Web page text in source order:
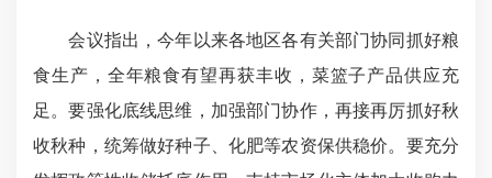
会议指出，今年以来各地区各有关部门协同抓好粮
食生产，全年粮食有望再获丰收，菜篮子产品供应充
足。要强化底线思维，加强部门协作，再接再厉抓好秋
收秋种，统筹做好种子、化肥等农资保供稳价。要充分